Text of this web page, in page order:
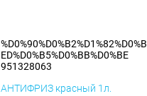
%D0%90%D0%B2%D1%82%D0%B
ED%D0%B5%D0%BB%D0%BE
951328063
АНТИФРИЗ красный 1л.